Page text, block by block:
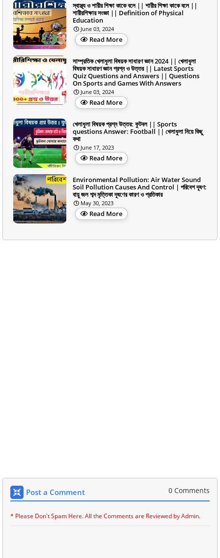
স্বাস্থ্য ও শারীর শিক্ষা কাকে বলে || শারীর শিক্ষা কাকে বলে ||
শারীরশিক্ষার সংজ্ঞা || Definition of Physical
Education
June 03, 2024
Read More
সাম্প্রতিক খেলাধুলা বিষয়ক সাধারণ জ্ঞান 2024 || খেলাধুলা
বিষয়ক সাধারণ জ্ঞান প্রশ্ন ও উত্তর || Latest Sports
Quiz Questions and Answers || Questions
On Sports and Games With Answers
June 03, 2024
Read More
খেলাধুলা বিষয়ক প্রশ্ন উত্তর: ফুটবল || Sports
questions Answer: Football || খেলাধুলা নিয়ে কিছু
কথা
June 17, 2023
Read More
Environmental Pollution: Air Water Sound
Soil Pollution Causes And Control | পরিবেশ দূষণ:
বায়ু জল শব্দ মৃত্তিকা দূষণের কারণ ও প্রতিকার
May 30, 2023
Read More
Post a Comment 0 Comments
* Please Don't Spam Here. All the Comments are Reviewed by Admin.